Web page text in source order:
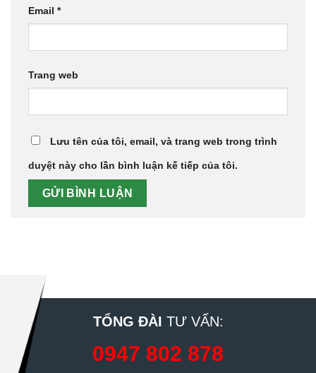
Email *
Trang web
Lưu tên của tôi, email, và trang web trong trình
duyệt này cho lần bình luận kế tiếp của tôi.
TỔNG ĐÀI TƯ VẤN:
0947 802 878